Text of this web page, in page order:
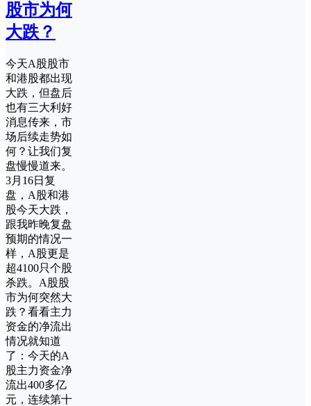
股市为何
大跌？
今天A股股市
和港股都出现
大跌，但盘后
也有三大利好
消息传来，市
场后续走势如
何？让我们复
盘慢慢道来。
3月16日复
盘，A股和港
股今天大跌，
跟我昨晚复盘
预期的情况一
样，A股更是
超4100只个股
杀跌。A股股
市为何突然大
跌？看看主力
资金的净流出
情况就知道
了：今天的A
股主力资金净
流出400多亿
元，连续第十